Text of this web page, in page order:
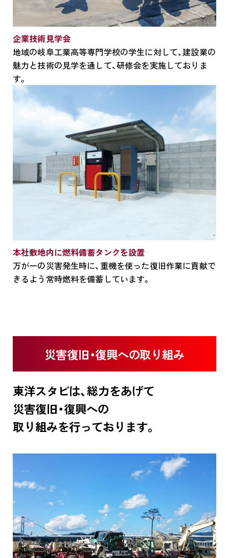
企業技術見学会
地域の岐阜工業高等専門学校の学生に対して、建設業の
魅力と技術の見学を通して、研修会を実施しておりま
す。
本社敷地内に燃料備蓄タンクを設置
万が一の災害発生時に、重機を使った復旧作業に貢献で
きるよう常時燃料を備蓄しています。
災害復旧・復興への取り組み
東洋スタビは、総力をあげて
災害復旧・復興への
取り組みを行っております。